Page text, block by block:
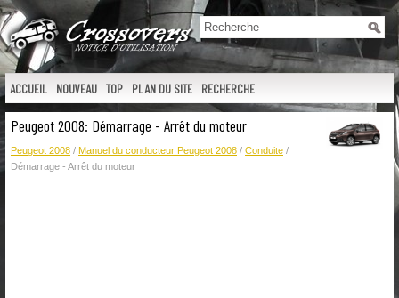
ACCUEIL NOUVEAU TOP PLAN DU SITE RECHERCHE
Peugeot 2008: Démarrage - Arrêt du moteur
Peugeot 2008 / Manuel du conducteur Peugeot 2008 / Conduite /
Démarrage - Arrêt du moteur